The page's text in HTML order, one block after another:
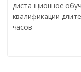
дистанционное
квалификации
часов